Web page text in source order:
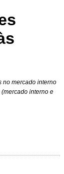
no mercado interno
interno e